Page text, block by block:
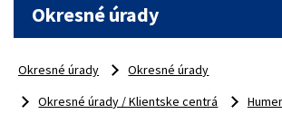
Okresné úrady
Okresné úrady
Okresné úrady
Okresné úrady / Klientske centrá